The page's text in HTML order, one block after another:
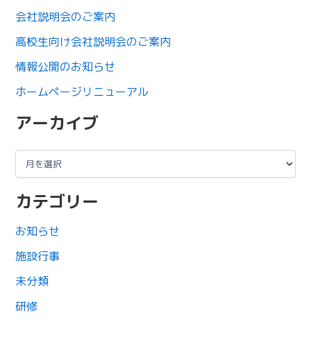
会社説明会のご案内
高校生向け会社説明会のご案内
情報公開のお知らせ
ホームページリニューアル
アーカイブ
カテゴリー
お知らせ
施設行事
未分類
研修